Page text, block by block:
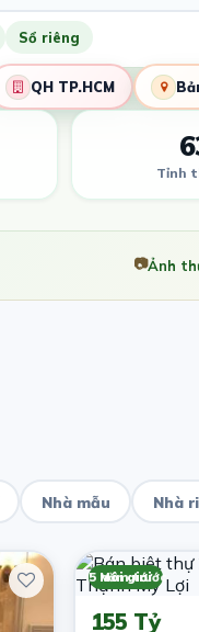
Sổ riêng
QH TP.HCM
Tỉnh
📷Ảnh
Nhà mẫu Nhà
Môi giới
5 năm trước
155 Tỷ